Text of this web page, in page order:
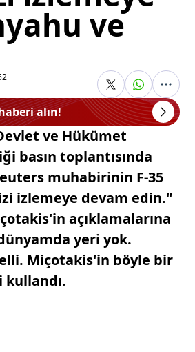
ve
alın!
ve Hükümet
basın toplantısında
muhabirinin F-35
izlemeye devam edin."
açıklamalarına
yeri yok.
Miçotakis'in böyle bir